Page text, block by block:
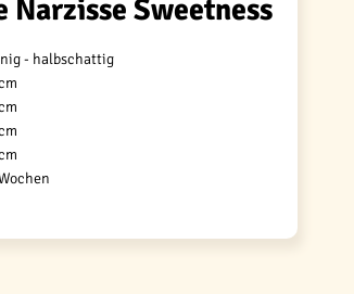
Sweetness
- halbschattig